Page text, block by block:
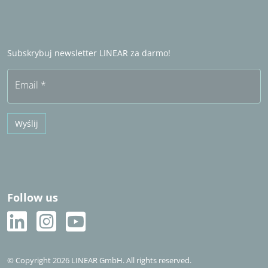
Bezpłatny okres próbny
Subskrybuj newsletter LINEAR za darmo!
Email *
Wyślij
Follow us
© Copyright 2026 LINEAR GmbH. All rights reserved.